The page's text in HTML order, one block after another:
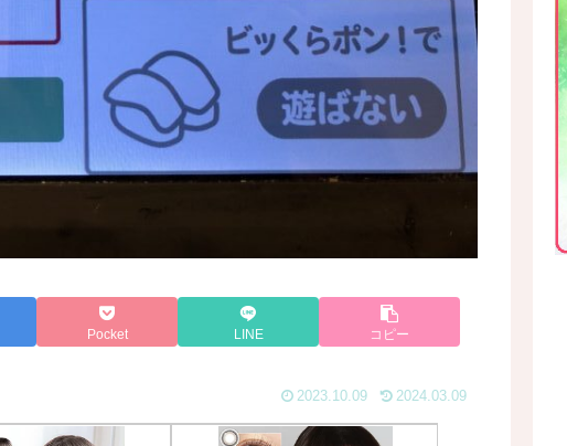
Pocket LINE コピー
2023.10.09 2024.03.09